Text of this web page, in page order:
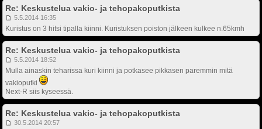
Re: Keskustelua vakio- ja tehopakoputkista
5.5.2014 16:35
Kuristus on 3 hitsi tipalla kiinni. Kuristuksen poiston jälkeen kulkee n.65kmh
Re: Keskustelua vakio- ja tehopakoputkista
5.5.2014 18:52
Mulla ainaskin teharissa kuri kiinni ja potkasee pikkasen paremmin mitä
vakioputki
Next-R siis kyseessä.
Re: Keskustelua vakio- ja tehopakoputkista
30.5.2014 20:57